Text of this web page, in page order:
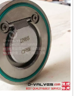
baja temperatura, los